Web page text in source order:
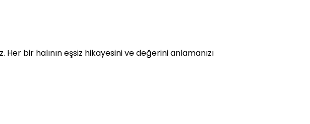
bir halının eşsiz hikayesini ve değerini anlamanızı